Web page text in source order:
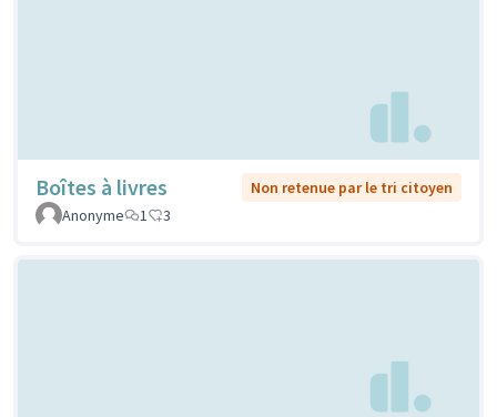
Boîtes à livres
Non retenue par le tri citoyen
Anonyme
1 3